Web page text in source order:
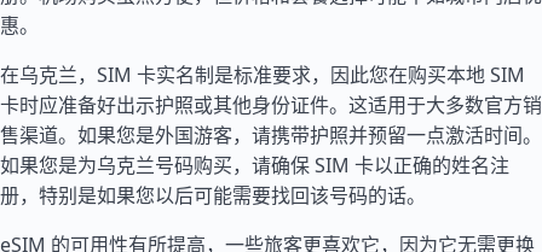
惠。
在乌克兰，SIM 卡实名制是标准要求，因此您在购买本地 SIM
卡时应准备好出示护照或其他身份证件。这适用于大多数官方销
售渠道。如果您是外国游客，请携带护照并预留一点激活时间。
如果您是为乌克兰号码购买，请确保 SIM 卡以正确的姓名注
册，特别是如果您以后可能需要找回该号码的话。
eSIM 的可用性有所提高，一些旅客更喜欢它，因为它无需更换